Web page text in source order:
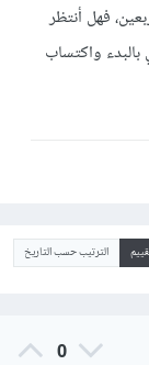
فهل أنتظر
واكتساب
الترتيب حسب التاريخ
0